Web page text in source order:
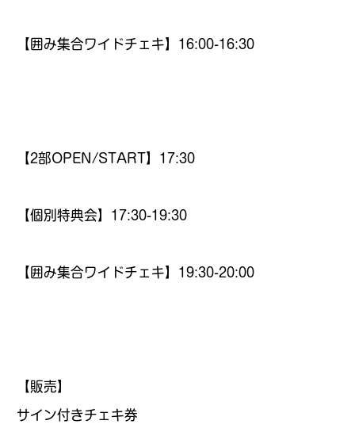
【囲み集合ワイドチェキ】16:00-16:30
【2部OPEN/START】17:30
【個別特典会】17:30-19:30
【囲み集合ワイドチェキ】19:30-20:00
【販売】
サイン付きチェキ券